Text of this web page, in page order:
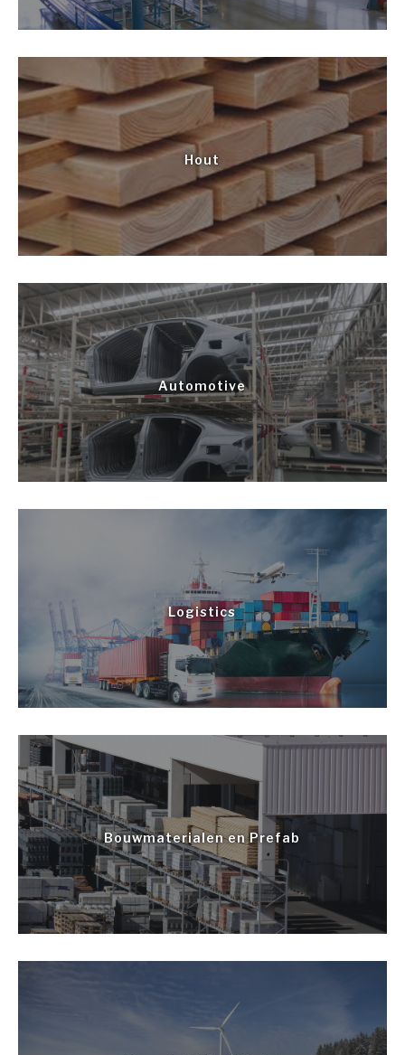
Hout
Automotive
Logistics
Bouwmaterialen en Prefab